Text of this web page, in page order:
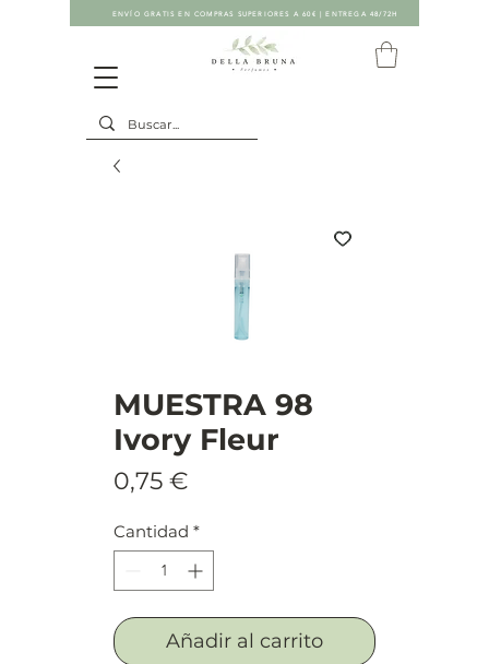
ENVÍO GRATIS EN COMPRAS SUPERIORES A 60€ | ENTREGA 48/72H
MUESTRA 98
Ivory Fleur
0,75 €
Cantidad *
Añadir al carrito